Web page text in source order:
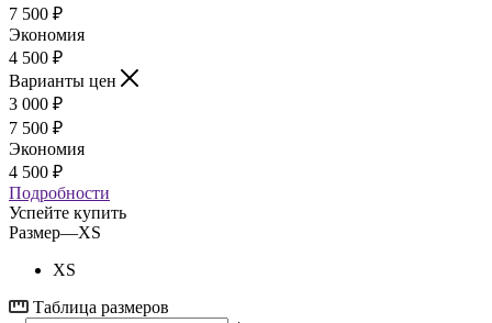
7 500 ₽
Экономия
4 500 ₽
Варианты цен
3 000 ₽
7 500 ₽
Экономия
4 500 ₽
Подробности
Успейте купить
Размер—XS
XS
Таблица размеров